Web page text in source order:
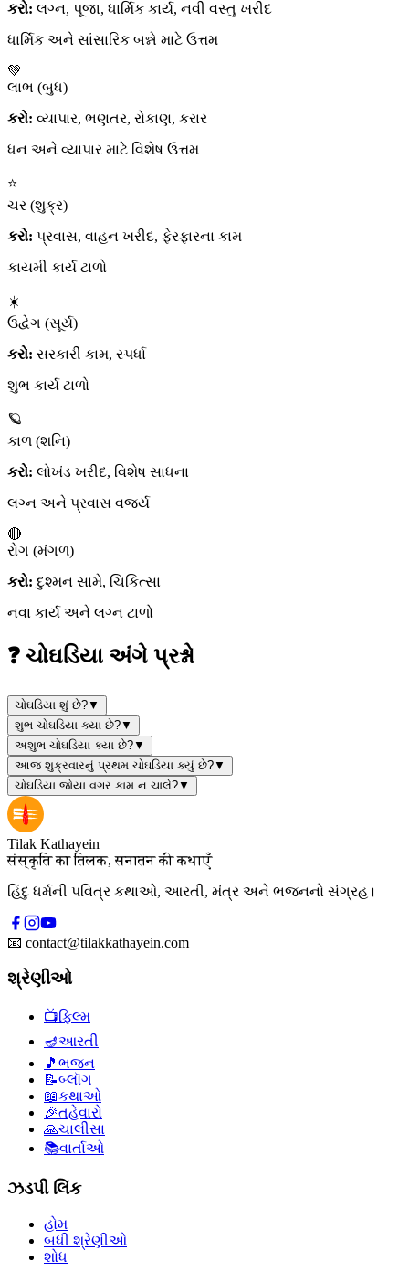
કરો: લગ્ન, પૂજા, ધાર્મિક કાર્ય, નવી વસ્તુ ખરીદ
ધાર્મિક અને સાંસારિક બન્ને માટે ઉત્તમ
💚
લાભ (બુધ)
કરો: વ્યાપાર, ભણતર, રોકાણ, કરાર
ધન અને વ્યાપાર માટે વિશેષ ઉત્તમ
⭐
ચર (શુક્ર)
કરો: પ્રવાસ, વાહન ખરીદ, ફેરફારના કામ
કાયમી કાર્ય ટાળો
☀️
ઉદ્વેગ (સૂર્ય)
કરો: સરકારી કામ, સ્પર્ધા
શુભ કાર્ય ટાળો
🪐
કાળ (શનિ)
કરો: લોખંડ ખરીદ, વિશેષ સાધના
લગ્ન અને પ્રવાસ વર્જ્ય
🔴
રોગ (મંગળ)
કરો: દુશ્મન સામે, ચિકિત્સા
નવા કાર્ય અને લગ્ન ટાળો
❓ ચોઘડિયા અંગે પ્રશ્નો
ચોઘડિયા શું છે?▼
શુભ ચોઘડિયા ક્યા છે?▼
અશુભ ચોઘડિયા ક્યા છે?▼
આજ શુક્રવારનું પ્રથમ ચોઘડિયા ક્યું છે?▼
ચોઘડિયા જોયા વગર કામ ન ચાલે?▼
Tilak Kathayein
संस्कृति का तिलक, सनातन की कथाएँ
હિંદુ ધર્મની પવિત્ર કથાઓ, આરતી, મંત્ર અને ભજનનો સંગ્રહ।
📧 contact@tilakkathayein.com
શ્રેણીઓ
📺ફિલ્મ
🪔આરતી
🎵 ભજન
📝બ્લૉગ
📖કથાઓ
🎉તહેવારો
🙏ચાલીસા
📚વાર્તાઓ
ઝડપી લિંક
હોમ
બધી શ્રેણીઓ
શોધ